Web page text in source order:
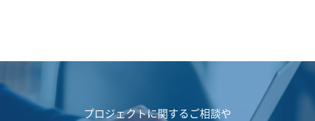
プロジェクトに関するご相談や